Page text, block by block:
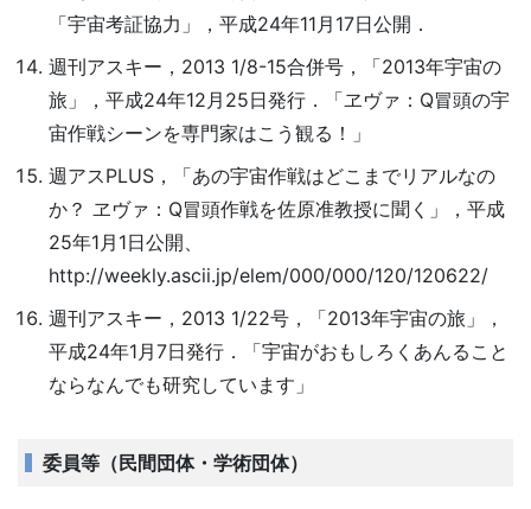
「宇宙考証協力」，平成24年11月17日公開．
週刊アスキー，2013 1/8-15合併号，「2013年宇宙の
旅」，平成24年12月25日発行．「ヱヴァ：Q冒頭の宇
宙作戦シーンを専門家はこう観る！」
週アスPLUS，「あの宇宙作戦はどこまでリアルなの
か？ ヱヴァ：Q冒頭作戦を佐原准教授に聞く」，平成
25年1月1日公開、
http://weekly.ascii.jp/elem/000/000/120/120622/
週刊アスキー，2013 1/22号，「2013年宇宙の旅」，
平成24年1月7日発行．「宇宙がおもしろくあんること
ならなんでも研究しています」
委員等（民間団体・学術団体）